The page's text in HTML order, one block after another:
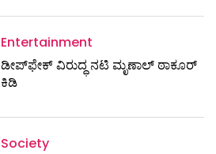
Entertainment
ಡೀಪ್‌ಫೇಕ್ ವಿರುದ್ಧ ನಟಿ ಮೃಣಾಲ್ ಠಾಕೂರ್
ಕಿಡಿ
Society